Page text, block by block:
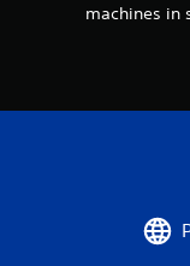
machines in